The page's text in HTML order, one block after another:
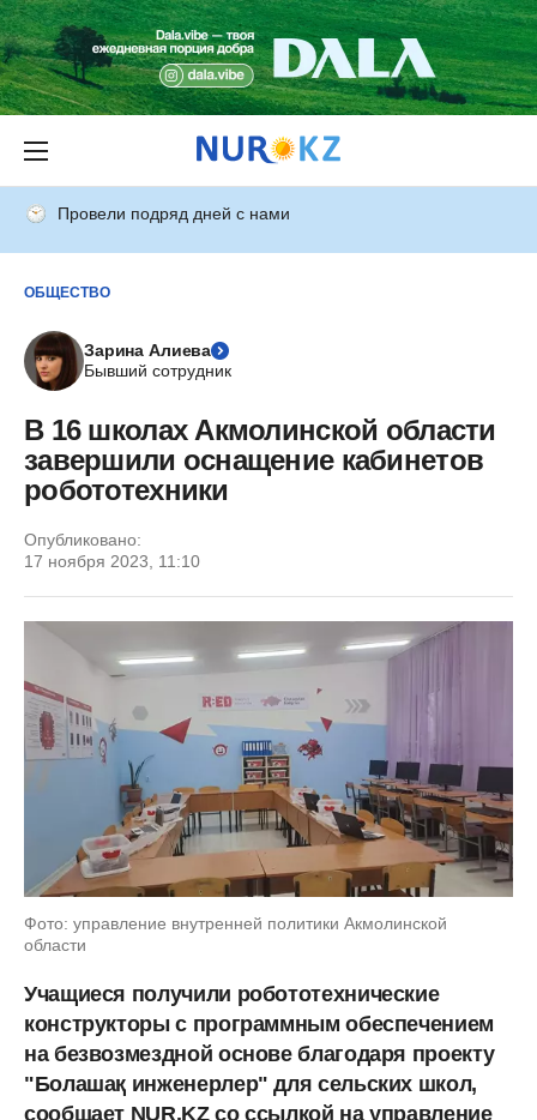
Провели подряд дней с нами
ОБЩЕСТВО
Зарина Алиева
Бывший сотрудник
В 16 школах Акмолинской области
завершили оснащение кабинетов
робототехники
Опубликовано:
17 ноября 2023, 11:10
Фото: управление внутренней политики Акмолинской
области
Учащиеся получили робототехнические
конструкторы с программным обеспечением
на безвозмездной основе благодаря проекту
"Болашақ инженерлер" для сельских школ,
сообщает NUR.KZ со ссылкой на управление